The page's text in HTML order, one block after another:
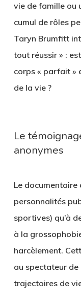
vie de famille ou
cumul de rôles
Taryn Brumfitt
tout réussir » :
corps « parfait »
de la vie ?
Le
anonymes
Le
personnalités
sportives) qu’à
à la
harcèlement.
au spectateur
trajectoires de